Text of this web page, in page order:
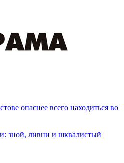
опаснее всего находиться во
зной, ливни и шквалистый